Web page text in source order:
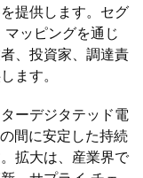
提供します。セグ
ッピングを通じ
、投資家、調達責
ます。
ーデジタテッド電
間に安定した持続
拡大は、産業界で